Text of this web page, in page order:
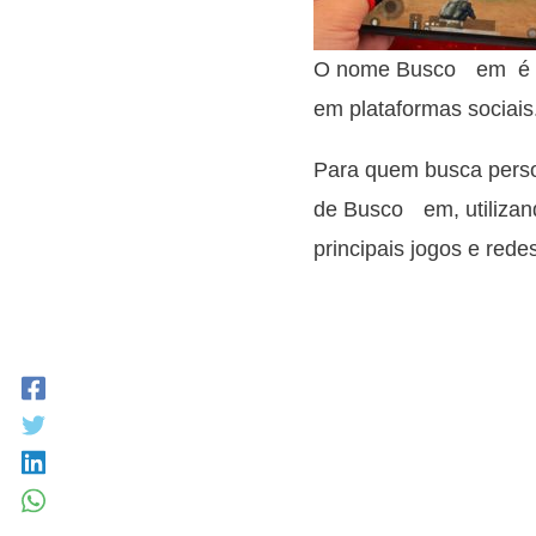
O nome Buscoﾠem é
em plataformas
Para quem busca
de Buscoﾠem,
principais jogos e